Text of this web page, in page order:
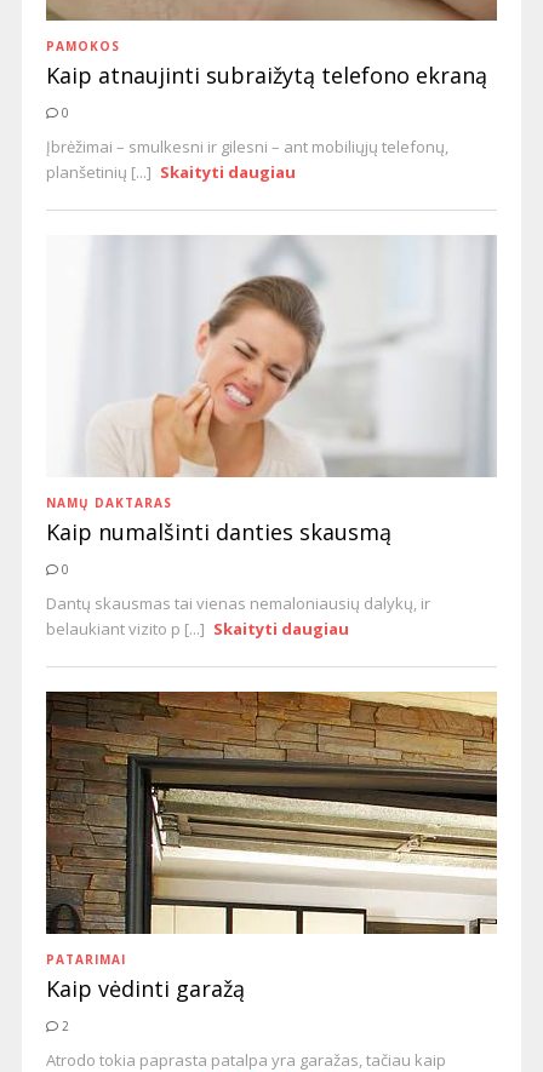
PAMOKOS
Kaip atnaujinti subraižytą telefono ekraną
0
Įbrėžimai – smulkesni ir gilesni – ant mobiliųjų telefonų,
planšetinių [...] Skaityti daugiau
NAMŲ DAKTARAS
Kaip numalšinti danties skausmą
0
Dantų skausmas tai vienas nemaloniausių dalykų, ir
belaukiant vizito p [...] Skaityti daugiau
PATARIMAI
Kaip vėdinti garažą
2
Atrodo tokia paprasta patalpa yra garažas, tačiau kaip